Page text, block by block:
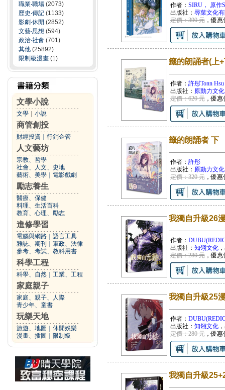
職業‧職場 (2073)
歷史‧傳記 (1133)
影劇‧休閒 (2852)
文藝‧思想 (594)
政治‧社會 (701)
其他 (25892)
限制級漫畫 (1)
文學小說
文學 小說
商管創投
財經投資 行銷企管
人文藝坊
宗教、哲學
社會、人文、史地
藝術、美學
電影戲劇
勵志養生
醫療、保健
料理、生活百科
教育、心理、勵志
進修學習
電腦與網路
語言工具
雜誌、期刊
軍政、法律
參考、考試、教科用書
科學工程
科學、自然 工業、工程
家庭親子
家庭、親子、人際
青少年、童書
玩樂天地
旅遊、地圖
休閒娛樂
漫畫、插圖
限制級
作者： SIRU， 原作
出版社： 尋葉文化
定價：390 元，優惠
籤的朗誦者(上
作者： 許彤Tonn Hsu
出版社： 原動力文化
定價：620 元，優惠
籤的朗誦者 下
作者： 許彤
出版社： 原動力文化
定價：320 元，優惠
我獨自升級26
作者：
出版社： 知翎文化
定價：280 元，優惠
我獨自升級25
作者：
出版社： 知翎文化
定價：280 元，優惠
我獨自升級